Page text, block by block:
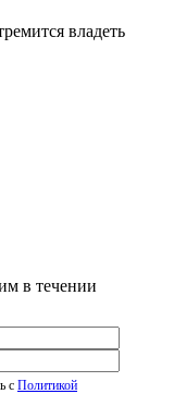
владеть
в течении
c Политикой